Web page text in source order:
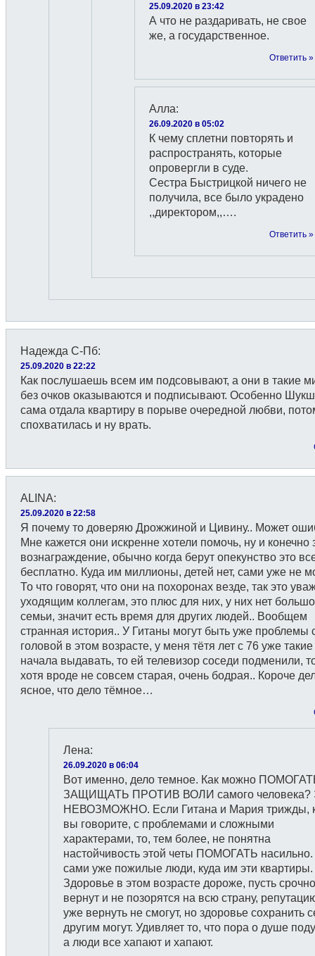
25.09.2020 в 23:42
А что не раздаривать, не свое
же, а государственное.
Ответить »
Алла:
26.09.2020 в 05:02
К чему сплетни повторять и
распространять, которые
опровергли в суде.
Сестра Быстрицкой ничего не
получила, все было украдено
,,директором,,….
Ответить »
Надежда С-Пб:
25.09.2020 в 22:22
Как послушаешь всем им подсовывают, а они в такие
без очков оказываются и подписывают. Особенно
сама отдала квартиру в порыве очередной любви,
спохватилась и ну врать.
ALINA:
25.09.2020 в 22:58
Я почему то доверяю Дрожжиной и Цивину.. Может
Мне кажется они искренне хотели помочь, ну и конечно
вознаграждение, обычно когда берут опекунство это
бесплатно. Куда им миллионы, детей нет, сами уже не
То что говорят, что они на похоронах везде, так это
уходящим коллегам, это плюс для них, у них нет
семьи, значит есть время для других людей.. Вообщем
странная история.. У Гитаны могут быть уже проблемы
головой в этом возрасте, у меня тётя лет с 76 уже
начала выдавать, то ей телевизор соседи подменили,
хотя вроде не совсем старая, очень бодрая.. Короче
ясное, что дело тёмное…
Лена:
26.09.2020 в 06:04
Вот именно, дело темное. Как можно
ЗАЩИЩАТЬ ПРОТИВ ВОЛИ самого человека?
НЕВОЗМОЖНО. Если Гитана и Мария трижды,
вы говорите, с проблемами и сложными
характерами, то, тем более, не понятна
настойчивость этой четы ПОМОГАТЬ
сами уже пожилые люди, куда им эти квартиры.
Здоровье в этом возрасте дороже, пусть
вернут и не позорятся на всю страну,
уже вернуть не смогут, но здоровье сохранить
другим могут. Удивляет то, что пора о душе
а люди все хапают и хапают.